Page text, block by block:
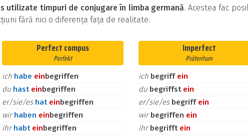
utilizate timpuri de conjugare în limba germană. Acestea fac
fără nici o diferența fața de realitate.
Perfect compus
Perfekt
ich habe einbegriffen
du hast einbegriffen
er/sie/es hat einbegriffen
wirhaben einbegriffen
ihrhabt einbegriffen
Imperfect
Präteritum
ich begriff ein
du begriffst ein
er/sie/es begriff ein
wirbegriffen ein
ihrbegrifft ein